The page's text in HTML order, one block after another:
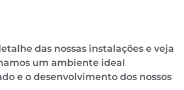
das nossas instalações e veja
um ambiente ideal
e o desenvolvimento dos nossos